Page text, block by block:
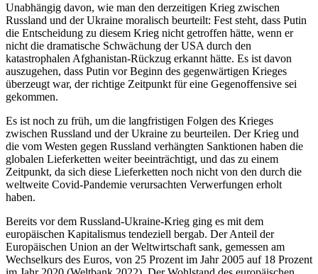
Unabhängig davon, wie man den derzeitigen Krieg zwischen
Russland und der Ukraine moralisch beurteilt: Fest steht, dass Putin
die Entscheidung zu diesem Krieg nicht getroffen hätte, wenn er
nicht die dramatische Schwächung der USA durch den
katastrophalen Afghanistan-Rückzug erkannt hätte. Es ist davon
auszugehen, dass Putin vor Beginn des gegenwärtigen Krieges
überzeugt war, der richtige Zeitpunkt für eine Gegenoffensive sei
gekommen.
Es ist noch zu früh, um die langfristigen Folgen des Krieges
zwischen Russland und der Ukraine zu beurteilen. Der Krieg und
die vom Westen gegen Russland verhängten Sanktionen haben die
globalen Lieferketten weiter beeinträchtigt, und das zu einem
Zeitpunkt, da sich diese Lieferketten noch nicht von den durch die
weltweite Covid-Pandemie verursachten Verwerfungen erholt
haben.
Bereits vor dem Russland-Ukraine-Krieg ging es mit dem
europäischen Kapitalismus tendeziell bergab. Der Anteil der
Europäischen Union an der Weltwirtschaft sank, gemessen am
Wechselkurs des Euros, von 25 Prozent im Jahr 2005 auf 18 Prozent